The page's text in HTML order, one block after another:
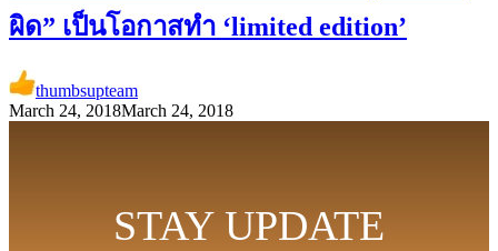
ผิด” เป็นโอกาสทำ ‘limited edition’
thumbsupteam
March 24, 2018March 24, 2018
STAY UPDATE